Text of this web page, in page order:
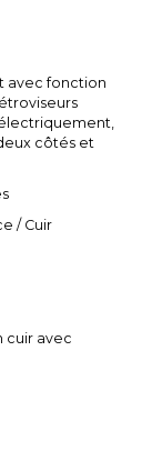
avec fonction
côtés et
/ Cuir
cuir avec